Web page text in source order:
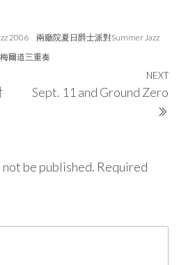
2006
兩廳院夏日爵士派對Summer Jazz
爾道三重奏
NEXT
Sept. 11 and Ground Zero
be published. Required